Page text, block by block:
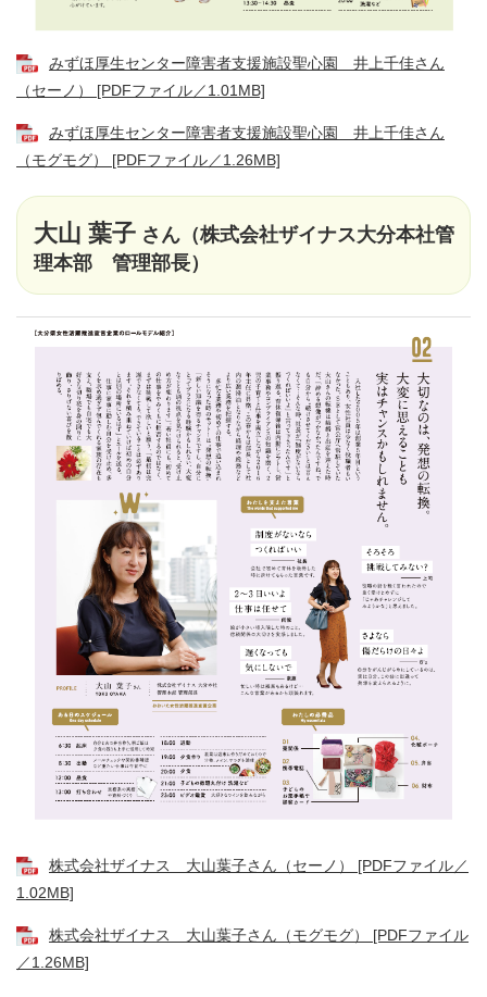
みずほ厚生センター障害者支援施設聖心園 井上千佳さん
（セーノ） [PDFファイル／1.01MB]
みずほ厚生センター障害者支援施設聖心園 井上千佳さん
（モグモグ） [PDFファイル／1.26MB]
大山 葉子 さん（株式会社ザイナス大分本社管
理本部 管理部長）
株式会社ザイナス 大山葉子さん（セーノ） [PDFファイル／
1.02MB]
株式会社ザイナス 大山葉子さん（モグモグ） [PDFファイル
／1.26MB]